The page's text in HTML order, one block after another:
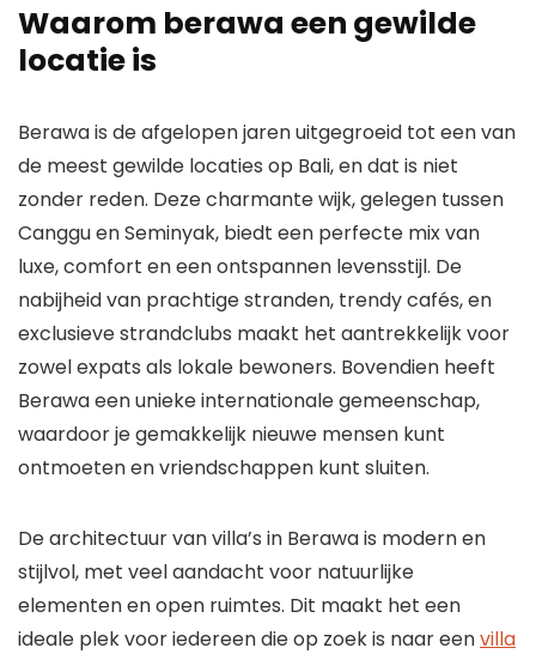
Waarom berawa een gewilde
locatie is
Berawa is de afgelopen jaren uitgegroeid tot een van
de meest gewilde locaties op Bali, en dat is niet
zonder reden. Deze charmante wijk, gelegen tussen
Canggu en Seminyak, biedt een perfecte mix van
luxe, comfort en een ontspannen levensstijl. De
nabijheid van prachtige stranden, trendy cafés, en
exclusieve strandclubs maakt het aantrekkelijk voor
zowel expats als lokale bewoners. Bovendien heeft
Berawa een unieke internationale gemeenschap,
waardoor je gemakkelijk nieuwe mensen kunt
ontmoeten en vriendschappen kunt sluiten.
De architectuur van villa’s in Berawa is modern en
stijlvol, met veel aandacht voor natuurlijke
elementen en open ruimtes. Dit maakt het een
ideale plek voor iedereen die op zoek is naar eenvilla